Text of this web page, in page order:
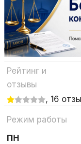
Рейтинг и
отзывы
, 16
Режим работы
ПН